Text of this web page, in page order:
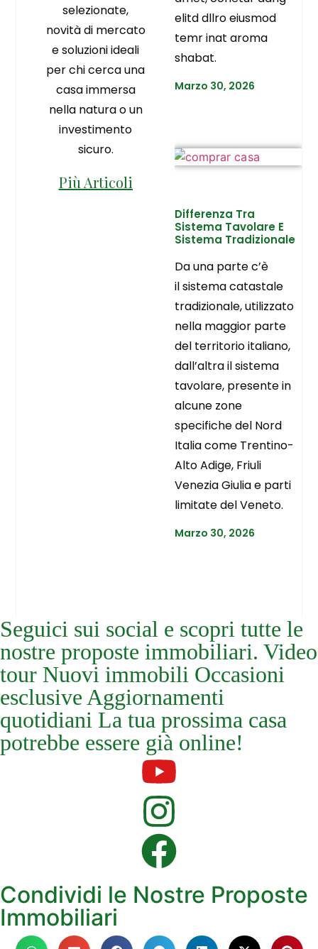
selezionate,
novità di mercato
e soluzioni ideali
per chi cerca una
casa immersa
nella natura o un
investimento
sicuro.
Più Articoli
elitd dllro eiusmod
temr inat aroma
shabat.
Marzo 30, 2026
Differenza Tra
Sistema Tavolare E
Sistema Tradizionale
Da una parte c’è
il sistema catastale
tradizionale, utilizzato
nella maggior parte
del territorio italiano,
dall’altra il sistema
tavolare, presente in
alcune zone
specifiche del Nord
Italia come Trentino-
Alto Adige, Friuli
Venezia Giulia e parti
limitate del Veneto.
Marzo 30, 2026
Seguici sui social e scopri tutte le
nostre proposte immobiliari. Video
tour Nuovi immobili Occasioni
esclusive Aggiornamenti
quotidiani La tua prossima casa
potrebbe essere già online!
Condividi le Nostre Proposte
Immobiliari